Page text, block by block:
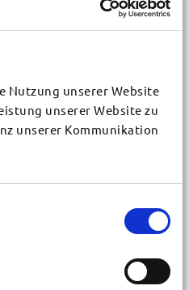
Nutzung unserer Website
unserer Website zu
unserer Kommunikation
*